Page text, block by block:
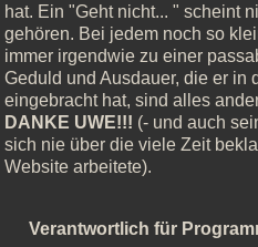
hat. Ein "Geht nicht... " scheint
gehören. Bei jedem noch so
immer irgendwie zu einer
Geduld und Ausdauer, die er in
eingebracht hat, sind alles
DANKE UWE!!! (- und auch
sich nie über die viele Zeit
Website arbeitete).
Verantwortlich für